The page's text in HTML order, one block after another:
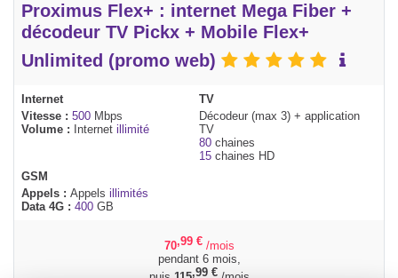
Proximus Flex+ : internet Mega Fiber +
décodeur TV Pickx + Mobile Flex+
Unlimited (promo web)
Internet
Vitesse : 500 Mbps
Volume :
Internet illimité
TV
Décodeur (max 3) + application
TV
80 chaines
15 chaines HD
GSM
Appels : Appels illimités
Data 4G : 400 GB
70,99 € /mois
pendant 6 mois,
,99 €